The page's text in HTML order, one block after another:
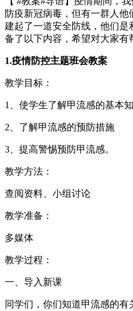
防疫新冠病毒，但有一群人
建起了一道安全防线，他们
备了以下内容，希望对大家有
1.疫情防控主题班会教案
教学目标：
1、使学生了解甲流感的基本
2、了解甲流感的预防措施
3、提高警惕预防甲流感。
教学方法：
查阅资料、小组讨论
教学准备：
多媒体
教学过程：
一、导入新课
同学们，你们知道甲流感的